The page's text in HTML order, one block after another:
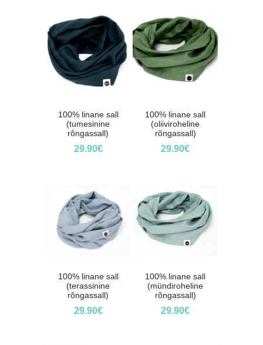
100% linane sall
(tumesinine
rõngassall)
29.90€
100% linane sall
(oliiviroheline
rõngassall)
29.90€
100% linane sall
(terassinine
rõngassall)
29.90€
100% linane sall
(mündiroheline
rõngassall)
29.90€